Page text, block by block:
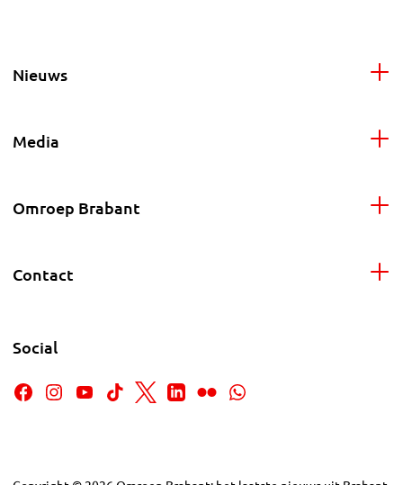
Nieuws
Media
Omroep Brabant
Contact
Social